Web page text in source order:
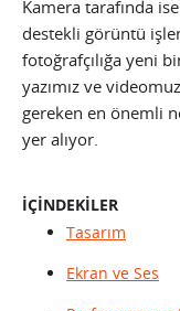
Kamera tarafında
destekli görüntü
fotoğrafçılığa yeni
yazımız ve
gereken en önemli
yer alıyor.
İÇİNDEKİLER
Tasarım
Ekran ve Ses